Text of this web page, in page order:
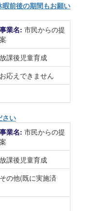
前後の期間もお願い
事業名: 市民からの提
案
課後児童育成
応えできません
さい
事業名: 市民からの提
案
課後児童育成
の他(既に実施済